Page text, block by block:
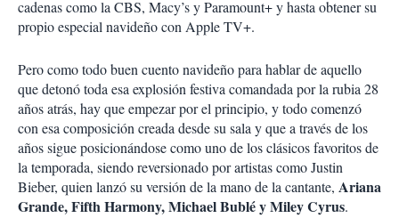
cadenas como la CBS, Macy’s y Paramount+ y hasta obtener su
propio especial navideño con Apple TV+.
Pero como todo buen cuento navideño para hablar de aquello
que detonó toda esa explosión festiva comandada por la rubia 28
años atrás, hay que empezar por el principio, y todo comenzó
con esa composición creada desde su sala y que a través de los
años sigue posicionándose como uno de los clásicos favoritos de
la temporada, siendo reversionado por artistas como Justin
Bieber, quien lanzó su versión de la mano de la cantante, Ariana
Grande, Fifth Harmony, Michael Bublé y Miley Cyrus.